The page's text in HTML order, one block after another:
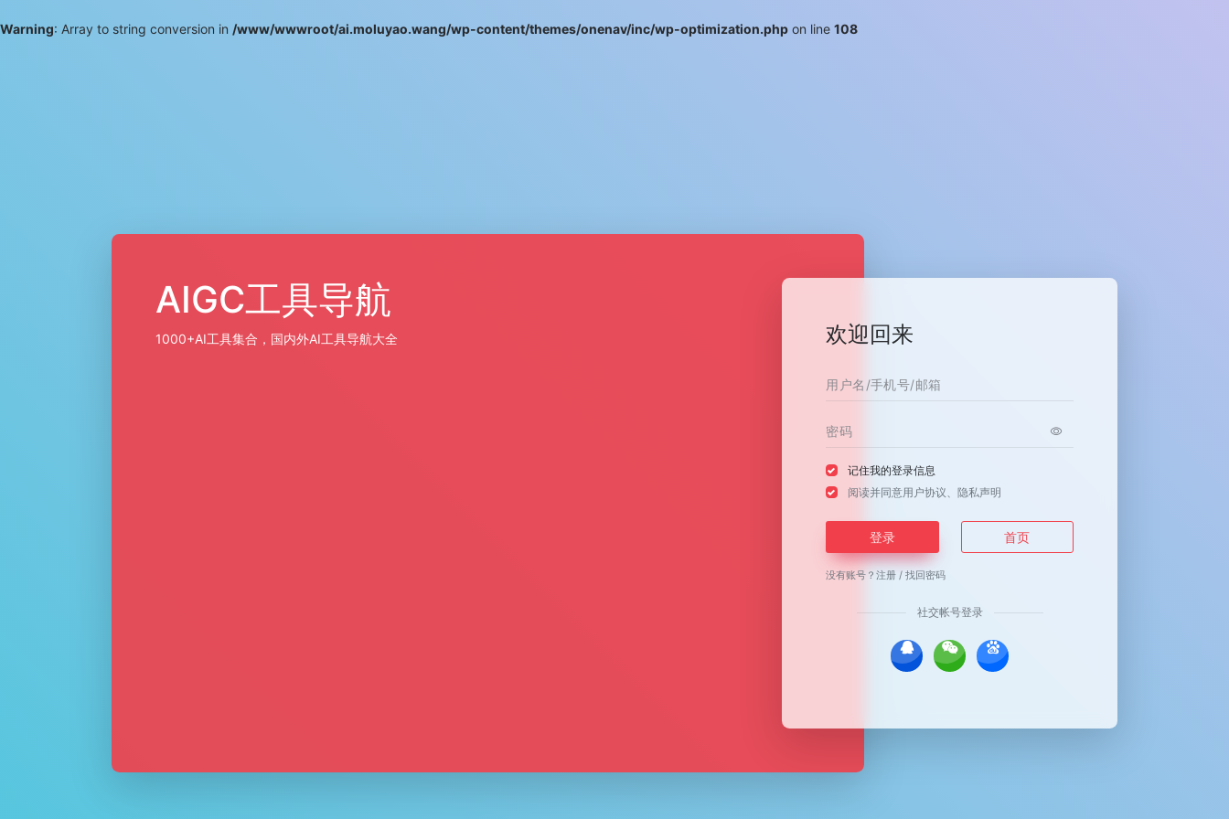
Warning: Array to string conversion in /www/wwwroot/ai.moluyao.wang/wp-content/themes/onenav/inc/wp-optimization.php on line 108
AIGC工具导航
1000+AI工具集合，国内外AI工具导航大全 欢迎回来
记住我的登录信息
阅读并同意用户协议 、隐私声明
登录 首页
没有账号？注册 /找回密码
社交帐号登录